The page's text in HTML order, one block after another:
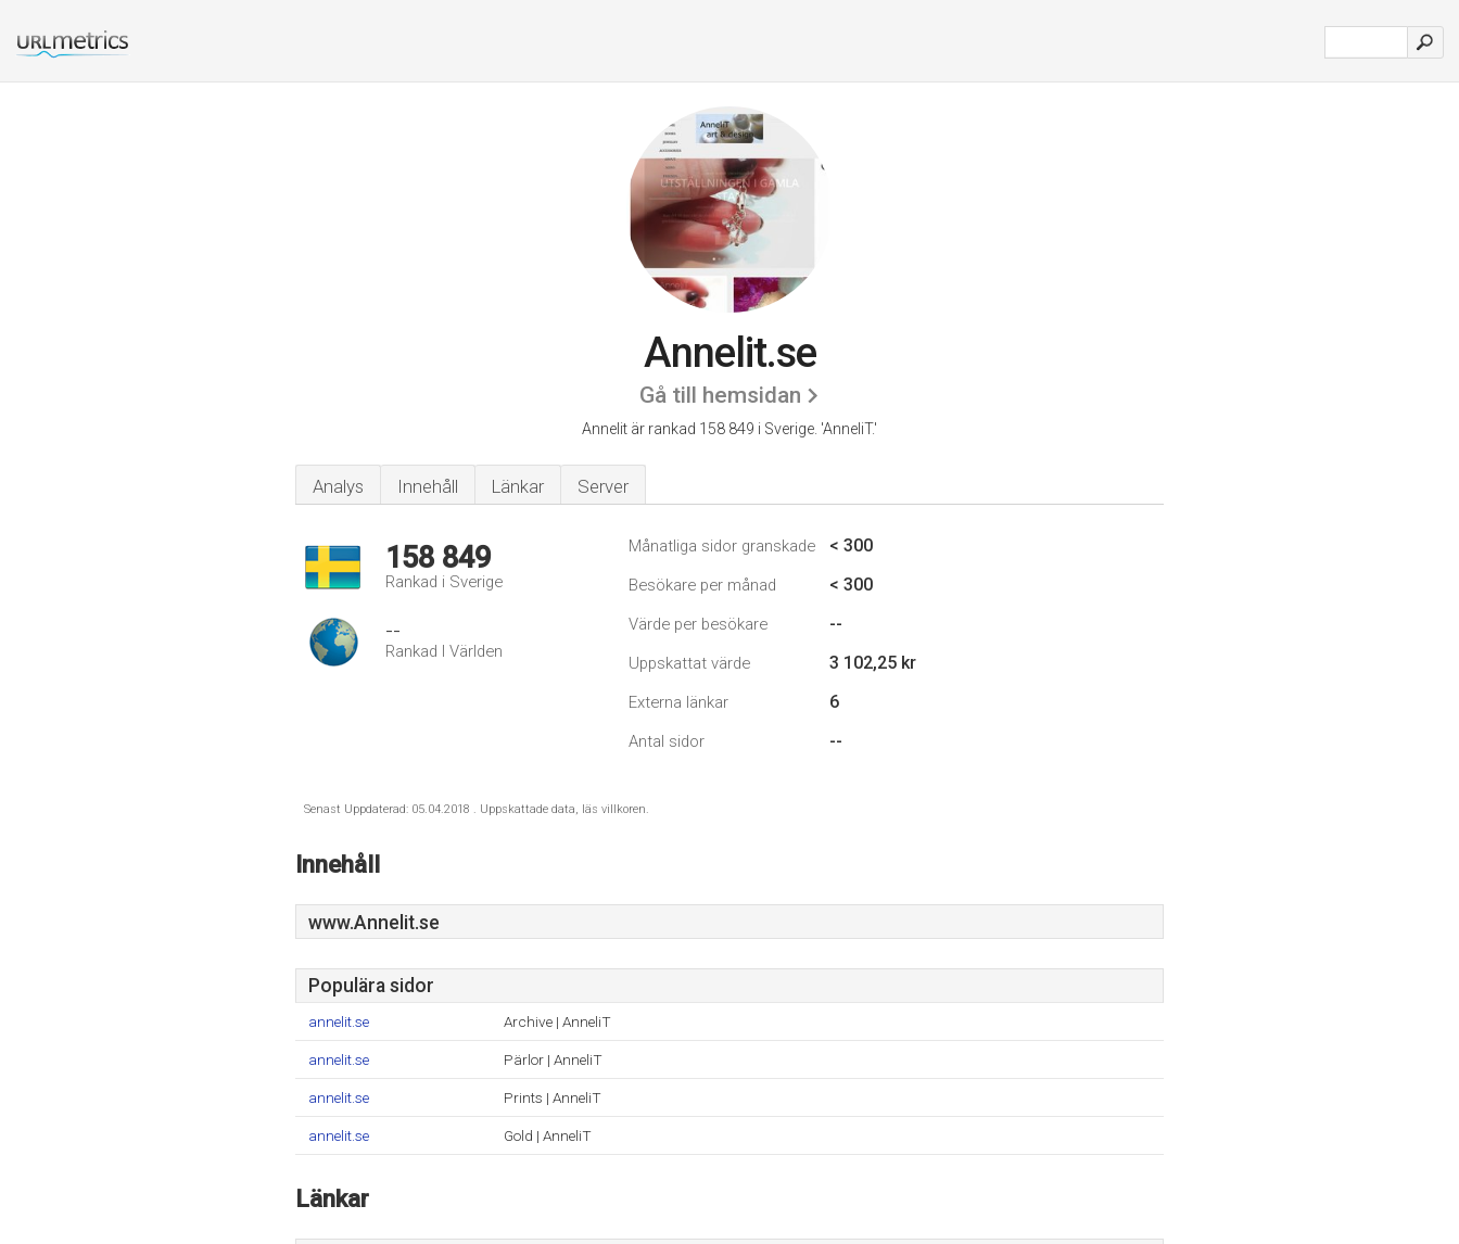
Annelit.se
Gå till hemsidan
Annelit är rankad 158 849 i Sverige. 'AnneliT.'
Analys Innehåll Länkar Server
158 849
Rankad i Sverige
--
Rankad I Världen
Månatliga sidor granskade < 300
Besökare per månad < 300
Värde per besökare --
Uppskattat värde 3 102,25 kr
Externa länkar 6
Antal sidor --
Senast Uppdaterad: 05.04.2018 . Uppskattade data, läs villkoren.
Innehåll
www.Annelit.se
Populära sidor
annelit.se Archive | AnneliT
annelit.se Pärlor | AnneliT
annelit.se Prints | AnneliT
annelit.se Gold | AnneliT
Länkar